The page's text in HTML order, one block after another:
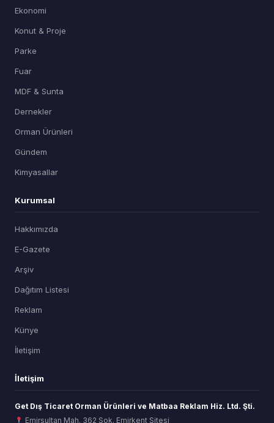
Ekonomi
Konut & Proje
Parke
Fuar
MDF & Sunta
Dernekler
Orman Ürünleri
Gündem
Kimyasallar
Kurumsal
Hakkımızda
E-Gazete
Arşiv
Dağıtım Listesi
Reklam
Künye
İletişim
İletişim
Get Dış Ticaret Orman Ürünleri ve Matbaa Reklam Hiz. Ltd. Şti.
Emirsultan Mah. 362 Sok. Emirkent Sitesi